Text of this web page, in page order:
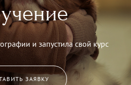
и запустила свой курс
ЗАЯВКУ